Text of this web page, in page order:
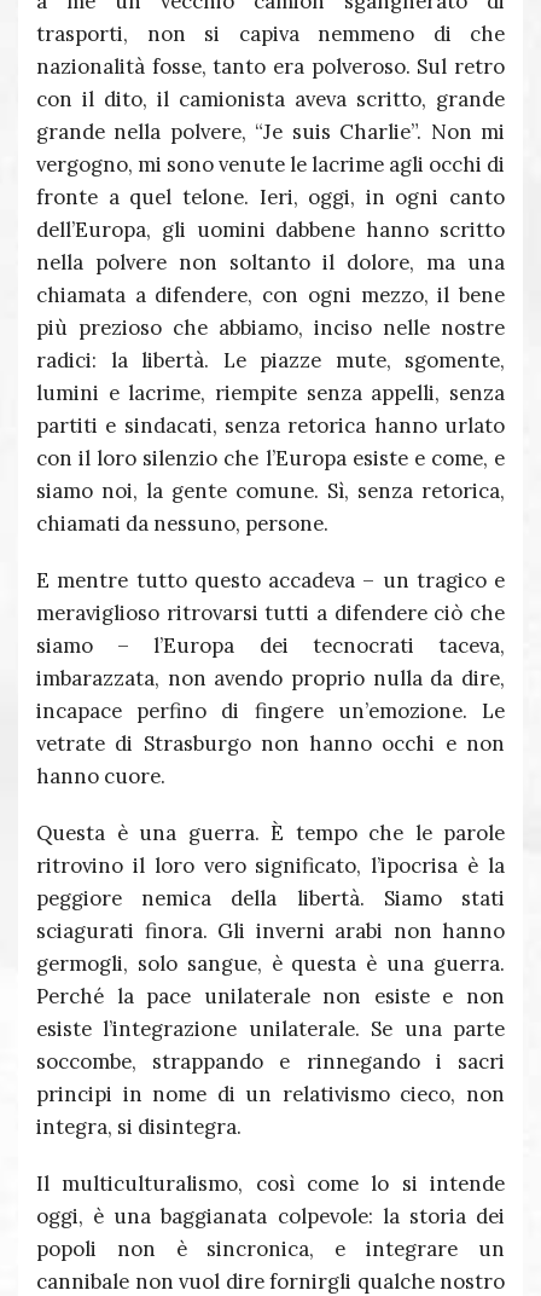
trasporti, non si capiva nemmeno di che
nazionalità fosse, tanto era polveroso. Sul retro
con il dito, il camionista aveva scritto, grande
grande nella polvere, “Je suis Charlie”. Non mi
vergogno, mi sono venute le lacrime agli occhi di
fronte a quel telone. Ieri, oggi, in ogni canto
dell’Europa, gli uomini dabbene hanno scritto
nella polvere non soltanto il dolore, ma una
chiamata a difendere, con ogni mezzo, il bene
più prezioso che abbiamo, inciso nelle nostre
radici: la libertà. Le piazze mute, sgomente,
lumini e lacrime, riempite senza appelli, senza
partiti e sindacati, senza retorica hanno urlato
con il loro silenzio che l’Europa esiste e come, e
siamo noi, la gente comune. Sì, senza retorica,
chiamati da nessuno, persone.
E mentre tutto questo accadeva – un tragico e
meraviglioso ritrovarsi tutti a difendere ciò che
siamo – l’Europa dei tecnocrati taceva,
imbarazzata, non avendo proprio nulla da dire,
incapace perfino di fingere un’emozione. Le
vetrate di Strasburgo non hanno occhi e non
hanno cuore.
Questa è una guerra. È tempo che le parole
ritrovino il loro vero significato, l’ipocrisa è la
peggiore nemica della libertà. Siamo stati
sciagurati finora. Gli inverni arabi non hanno
germogli, solo sangue, è questa è una guerra.
Perché la pace unilaterale non esiste e non
esiste l’integrazione unilaterale. Se una parte
soccombe, strappando e rinnegando i sacri
principi in nome di un relativismo cieco, non
integra, si disintegra.
Il multiculturalismo, così come lo si intende
oggi, è una baggianata colpevole: la storia dei
popoli non è sincronica, e integrare un
cannibale non vuol dire fornirgli qualche nostro